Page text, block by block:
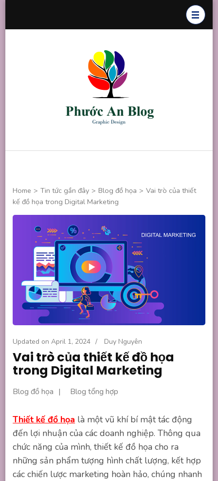
Home > Tin tức gần đây > Blog đồ họa > Vai trò của thiết
kế đồ họa trong Digital Marketing
Updated onApril 1, 2024 / Duy Nguyên
Vai trò của thiết kế đồ họa
trong Digital Marketing
Blog đồ họa Blog tổng hợp
Thiết kế đồ họa là một vũ khí bí mật tác động
đến lợi nhuận của các doanh nghiệp. Thông qua
chức năng của mình, thiết kế đồ họa cho ra
những sản phẩm tượng hình chất lượng, kết hợp
các chiến lược marketing hoàn hảo, chúng nhanh